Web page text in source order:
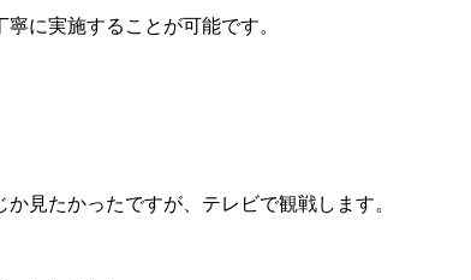
に実施することが可能です。
見たかったですが、テレビで観戦します。